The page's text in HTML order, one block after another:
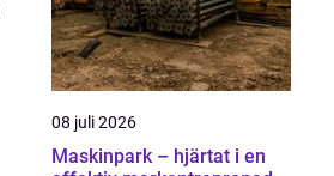
08 juli 2026
Maskinpark – hjärtat i en